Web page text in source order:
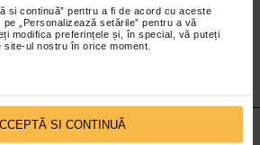
si continuă” pentru a fi de acord cu aceste
„Personalizează setările” pentru a vă
modifica preferințele și, în special, vă puteți
ul nostru în orice moment.
SI CONTINUĂ
preț micneobservat.
tela newsletter-ul nostru!